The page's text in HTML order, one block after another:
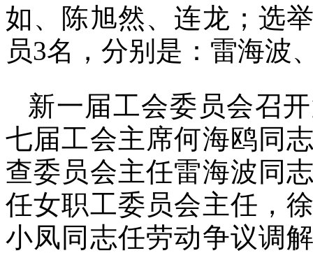
如、陈旭然、连龙；选
员3名，分别是：雷海波
新一届工会委员会召
七届工会主席何海鸥同
查委员会主任雷海波同
任女职工委员会主任，
小凤同志任劳动争议调